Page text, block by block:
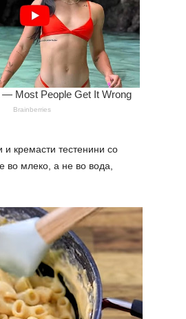
и кремасти тестенини со
во млеко, а не во вода,